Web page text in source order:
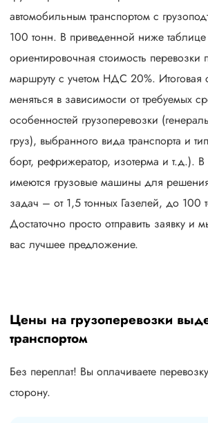
автомобильным транспортом с
100 тонн. В приведенной ниже таблице
ориентировочная стоимость
маршруту с учетом НДС 20%. Итоговая
меняться в зависимости от требуемых
особенностей грузоперевозки
груз), выбранного вида транспорта и
борт, рефрижератор, изотерма и т.д.).
имеются грузовые машины для
задач – от 1,5 тонных Газелей, до 100
Достаточно просто отправить заявку и
вас лучшее предложение.
Цены на грузоперевозки
транспортом
Без переплат! Вы оплачиваете
сторону.